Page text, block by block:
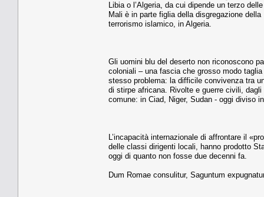
Libia o l’Algeria, da cui dipende un terzo
Mali è in parte figlia della disgregazione
terrorismo islamico, in Algeria.
Gli uomini blu del deserto non riconoscono
coloniali – una fascia che grosso modo
stesso problema: la difficile convivenza tra
di stirpe africana. Rivolte e guerre civili,
comune: in Ciad, Niger, Sudan - oggi diviso
L’incapacità internazionale di affrontare il
delle classi dirigenti locali, hanno prodotto
oggi di quanto non fosse due decenni fa.
Dum Romae consulitur, Saguntum